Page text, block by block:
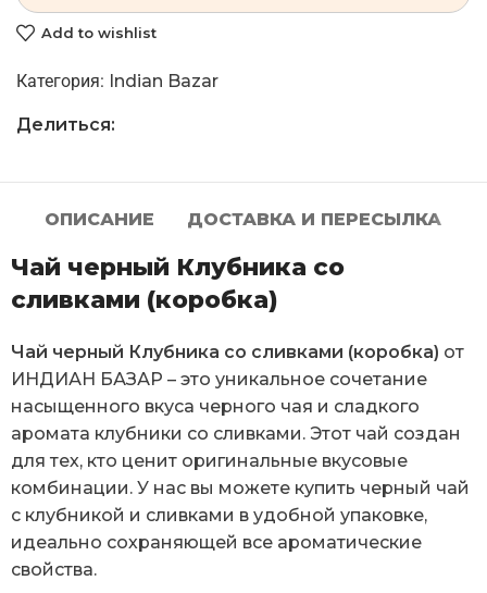
Add to wishlist
Категория: Indian Bazar
Делиться:
ОПИСАНИЕ ДОСТАВКА И ПЕРЕСЫЛКА
Чай черный Клубника со
сливками (коробка)
Чай черный Клубника со сливками (коробка) от
ИНДИАН БАЗАР – это уникальное сочетание
насыщенного вкуса черного чая и сладкого
аромата клубники со сливками. Этот чай создан
для тех, кто ценит оригинальные вкусовые
комбинации. У нас вы можете купить черный чай
с клубникой и сливками в удобной упаковке,
идеально сохраняющей все ароматические
свойства.